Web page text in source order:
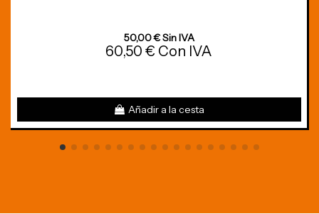
50,00 € Sin IVA
60,50 € Con IVA
Añadir a la cesta